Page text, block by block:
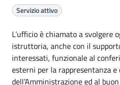
Servizio attivo
L’ufficio è chiamato a svolgere
istruttoria, anche con il
interessati, funzionale al
esterni per la rappresentanza
dell’Amministrazione ed al